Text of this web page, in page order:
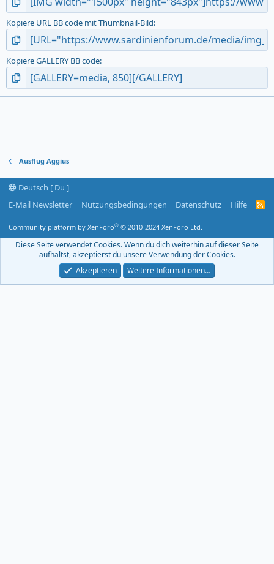
Kopiere URL BB code mit Thumbnail-Bild
Kopiere GALLERY BB code
Ausflug Aggius
Deutsch [ Du ]
E-Mail Newsletter
Nutzungsbedingungen Datenschutz Hilfe
R
F
Community platform by XenForo® © 2010-2024 XenForo Ltd.
Diese Seite verwendet Cookies. Wenn du dich weiterhin auf dieser Seite
aufhältst, akzeptierst du unsere Verwendung der Cookies.
Akzeptieren
Weitere Informationen…